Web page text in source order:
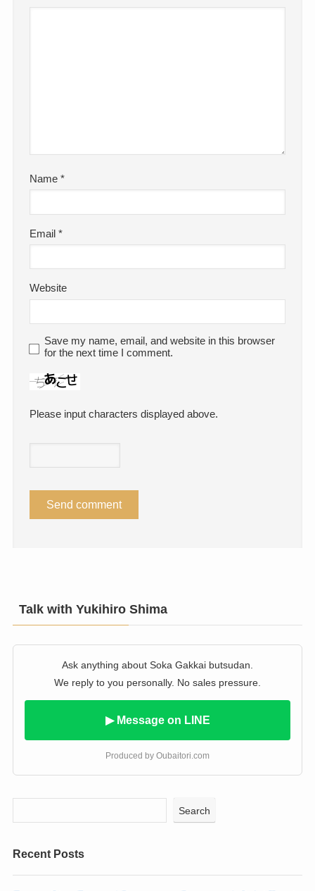
Name*
Email*
Website
Save my name, email, and website in this browser
for the next time I comment.
Please input characters displayed above.
Talk with Yukihiro Shima
Ask anything about Soka Gakkai butsudan.
We reply to you personally. No sales pressure.
▶ Message on LINE
Produced by Oubaitori.com
Search
Recent Posts